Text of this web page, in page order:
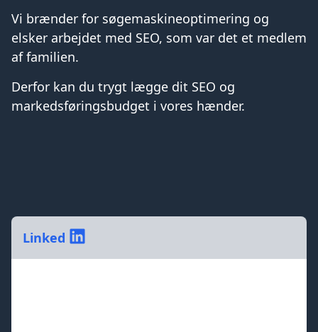
Vi brænder for søgemaskineoptimering og
elsker arbejdet med SEO, som var det et medlem
af familien.
Derfor kan du trygt lægge dit SEO og
markedsføringsbudget i vores hænder.
Linked